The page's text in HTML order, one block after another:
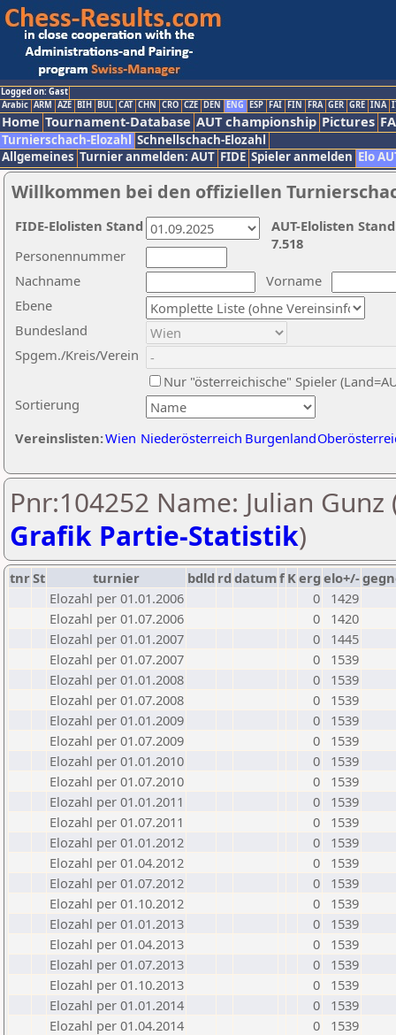
Logged on: Gast
Arabic ARM AZE BIH BUL CAT CHN CRO CZE DEN ENG ESP FAI FIN FRA GER GRE INA
Home Tournament-Database AUT championship Pictures
Turnierschach-Elozahl Schnellschach-Elozahl
Allgemeines Turnier anmelden: AUT FIDE Spieler anmelden Elo
Willkommen bei den offiziellen
Nachname
Vorname
Ebene
Sortierung
Personennummer
Bundesland
Spgem./Kreis/Verein
Nur "österreichische" Spieler
Vereinslisten:Wien Niederösterreich Burgenland
AUT-Elolisten
7.518
FIDE-Elolisten Stand
Pnr:104252 Name: Julian Gunz
Grafik Partie-Statistik)
tnrSt turnier bdld rd datumf Kerg elo+/-
Elozahl per 01.01.2006
0
1429
Elozahl per 01.07.2006
0
1420
Elozahl per 01.01.2007
0
1445
Elozahl per 01.07.2007
0
1539
Elozahl per 01.01.2008
0
1539
Elozahl per 01.07.2008
0
1539
Elozahl per 01.01.2009
0
1539
Elozahl per 01.07.2009
0
1539
Elozahl per 01.01.2010
0
1539
Elozahl per 01.07.2010
0
1539
Elozahl per 01.01.2011
0
1539
Elozahl per 01.07.2011
0
1539
Elozahl per 01.01.2012
0
1539
Elozahl per 01.04.2012
0
1539
Elozahl per 01.07.2012
0
1539
Elozahl per 01.10.2012
0
1539
Elozahl per 01.01.2013
0
1539
Elozahl per 01.04.2013
0
1539
Elozahl per 01.07.2013
0
1539
Elozahl per 01.10.2013
0
1539
Elozahl per 01.01.2014
0
1539
Elozahl per 01.04.2014
0
1539